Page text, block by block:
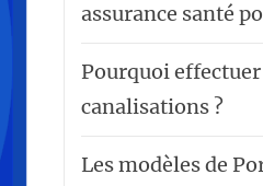
assurance santé
Pourquoi
canalisations ?
Les modèles de